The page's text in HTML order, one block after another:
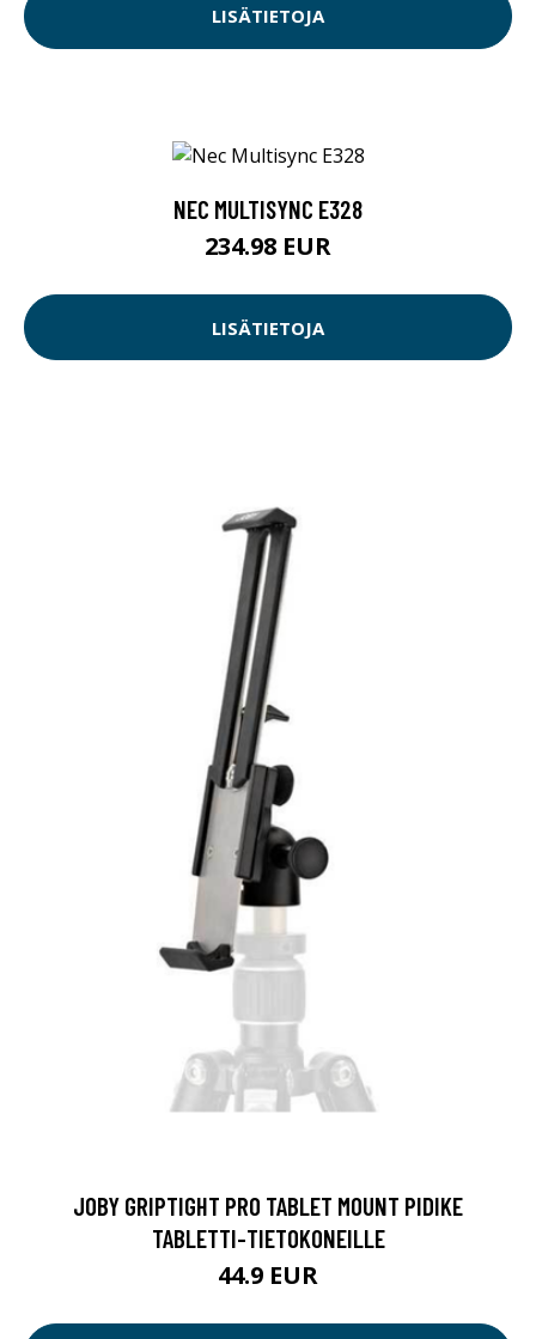
LISÄTIETOJA
NEC MULTISYNC E328
234.98 EUR
LISÄTIETOJA
JOBY GRIPTIGHT PRO TABLET MOUNT PIDIKE
TABLETTI-TIETOKONEILLE
44.9 EUR